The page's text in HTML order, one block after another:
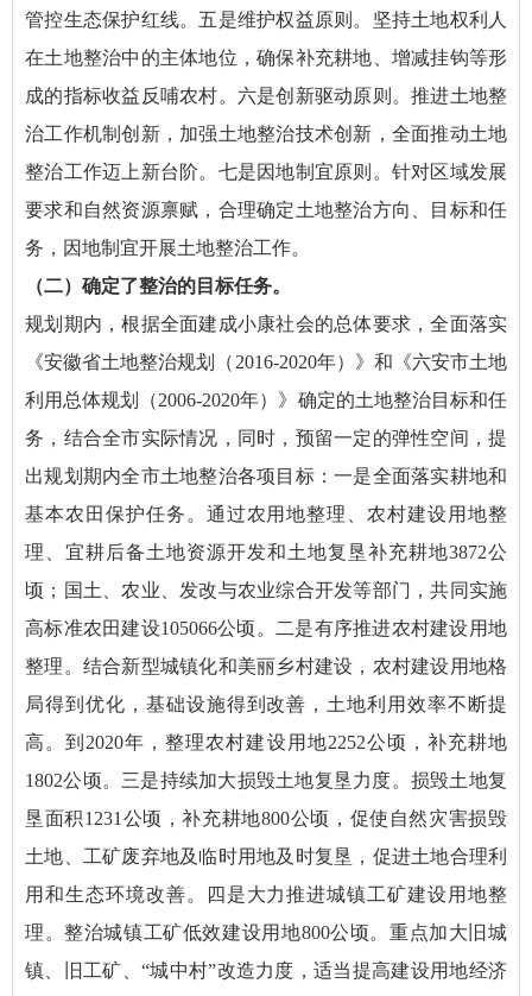
管控生态保护红线。五是维护权益原则。坚持土地权利人
在土地整治中的主体地位，确保补充耕地、增减挂钩等形
成的指标收益反哺农村。六是创新驱动原则。推进土地整
治工作机制创新，加强土地整治技术创新，全面推动土地
整治工作迈上新台阶。七是因地制宜原则。针对区域发展
要求和自然资源禀赋，合理确定土地整治方向、目标和任
务，因地制宜开展土地整治工作。
（二）确定了整治的目标任务。
规划期内，根据全面建成小康社会的总体要求，全面落实
《安徽省土地整治规划（2016-2020年）》和《六安市土地
利用总体规划（2006-2020年）》确定的土地整治目标和任
务，结合全市实际情况，同时，预留一定的弹性空间，提
出规划期内全市土地整治各项目标：一是全面落实耕地和
基本农田保护任务。通过农用地整理、农村建设用地整
理、宜耕后备土地资源开发和土地复垦补充耕地3872公
顷；国土、农业、发改与农业综合开发等部门，共同实施
高标准农田建设105066公顷。二是有序推进农村建设用地
整理。结合新型城镇化和美丽乡村建设，农村建设用地格
局得到优化，基础设施得到改善，土地利用效率不断提
高。到2020年，整理农村建设用地2252公顷，补充耕地
1802公顷。三是持续加大损毁土地复垦力度。损毁土地复
垦面积1231公顷，补充耕地800公顷，促使自然灾害损毁
土地、工矿废弃地及临时用地及时复垦，促进土地合理利
用和生态环境改善。四是大力推进城镇工矿建设用地整
理。整治城镇工矿低效建设用地800公顷。重点加大旧城
镇、旧工矿、“城中村”改造力度，适当提高建设用地经济